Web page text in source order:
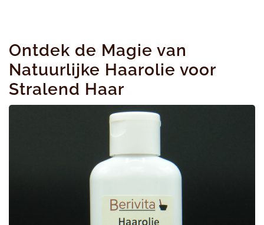
Ontdek de Magie van
Natuurlijke Haarolie voor
Stralend Haar